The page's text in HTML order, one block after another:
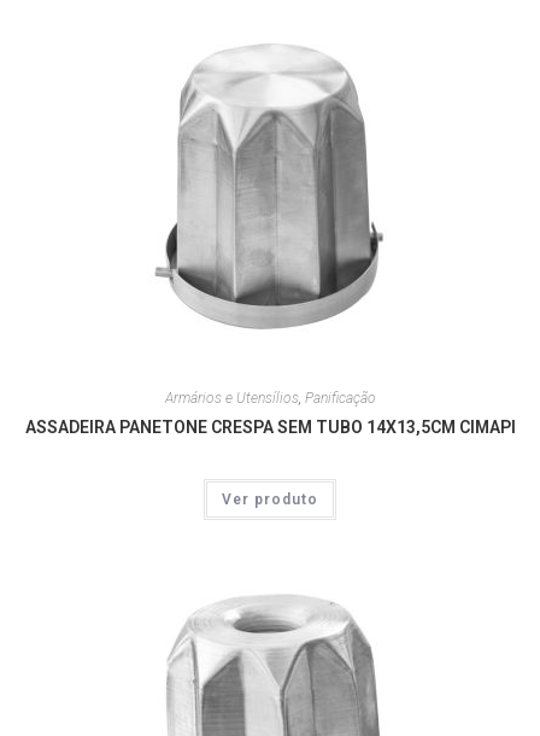
Armários e Utensílios, Panificação
ASSADEIRA PANETONE CRESPA SEM TUBO 14X13,5CM CIMAPI
Ver produto